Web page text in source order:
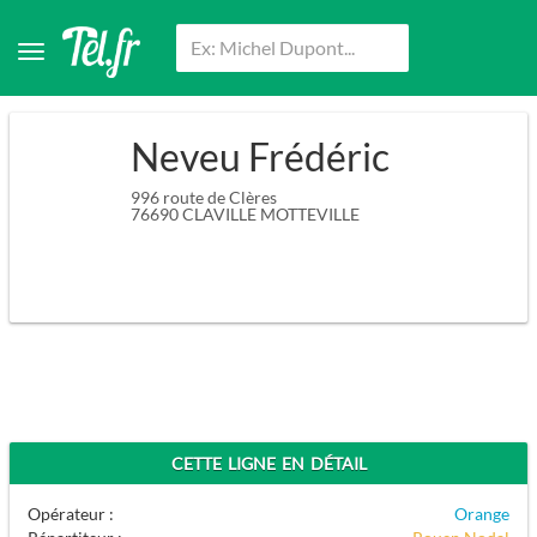
Neveu Frédéric
996 route de Clères
76690CLAVILLE MOTTEVILLE
CETTE LIGNE EN DÉTAIL
Opérateur :
Orange